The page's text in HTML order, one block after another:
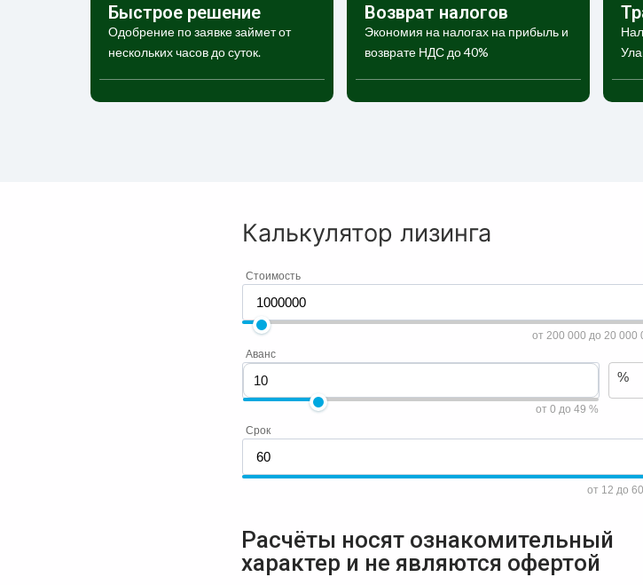
Быстрое решение
Одобрение по заявке займет от
нескольких часов до суток.
Возврат налогов
Экономия на налогах на прибыль и
возврате НДС до 40%
Калькулятор лизинга
Стоимость
от 200 000 до 20 000
Аванс
от 0 до 49 %
%
Срок
от 12 до
Расчёты носят ознакомительный
характер и не являются офертой